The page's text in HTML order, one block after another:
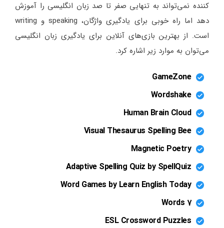
کننده نمی‌تواند به تنهایی صفر تا صد زبان انگلیسی را آموزش
دهد اما راه خوبی برای یادگیری واژگان، speaking و writing
است. از بهترین بازی‌های آنلاین برای یادگیری زبان انگلیسی
می‌توان به موارد زیر اشاره کرد.
GameZone
Wordshake
Human Brain Cloud
Visual Thesaurus Spelling Bee
Magnetic Poetry
Adaptive Spelling Quiz by SpellQuiz
Word Games by Learn English Today
7 Words
ESL Crossword Puzzles